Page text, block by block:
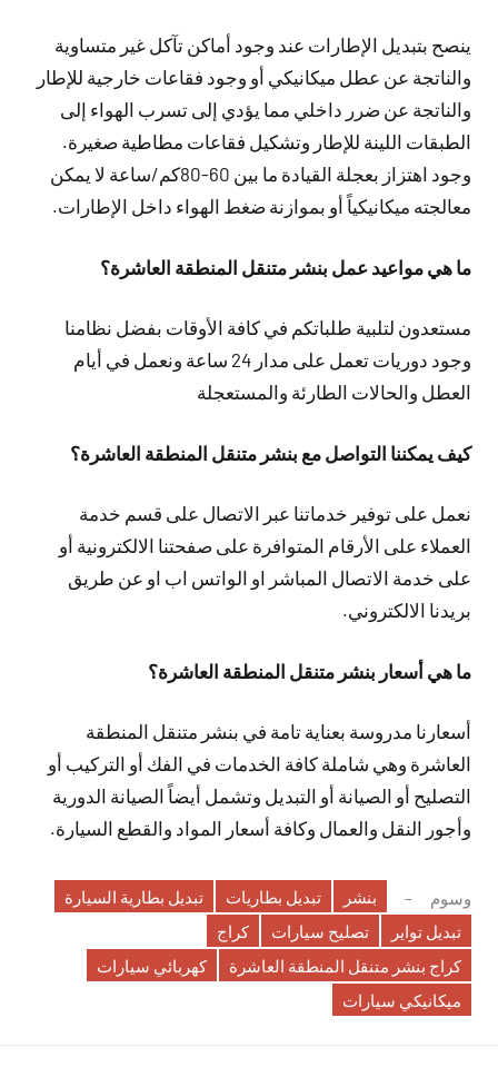
ينصح بتبديل الإطارات عند وجود أماكن تآكل غير متساوية
والناتجة عن عطل ميكانيكي أو وجود فقاعات خارجية للإطار
والناتجة عن ضرر داخلي مما يؤدي إلى تسرب الهواء إلى
الطبقات اللينة للإطار وتشكيل فقاعات مطاطية صغيرة.
وجود اهتزاز بعجلة القيادة ما بين 60-80كم/ساعة لا يمكن
معالجته ميكانيكياً أو بموازنة ضغط الهواء داخل الإطارات.
ما هي مواعيد عمل بنشر متنقل المنطقة العاشرة؟
مستعدون لتلبية طلباتكم في كافة الأوقات بفضل نظامنا
وجود دوريات تعمل على مدار 24 ساعة ونعمل في أيام
العطل والحالات الطارئة والمستعجلة
كيف يمكننا التواصل مع بنشر متنقل المنطقة العاشرة؟
نعمل على توفير خدماتنا عبر الاتصال على قسم خدمة
العملاء على الأرقام المتوافرة على صفحتنا الالكترونية أو
على خدمة الاتصال المباشر او الواتس اب او عن طريق
بريدنا الالكتروني.
ما هي أسعار بنشر متنقل المنطقة العاشرة؟
أسعارنا مدروسة بعناية تامة في بنشر متنقل المنطقة
العاشرة وهي شاملة كافة الخدمات في الفك أو التركيب أو
التصليح أو الصيانة أو التبديل وتشمل أيضاً الصيانة الدورية
وأجور النقل والعمال وكافة أسعار المواد والقطع السيارة.
وسوم بنشر تبديل بطاريات
تبديل بطارية السيارة
تبديل تواير
تصليح سيارات
كراج
كراج بنشر متنقل المنطقة العاشرة
كهربائي سيارات
ميكانيكي سيارات